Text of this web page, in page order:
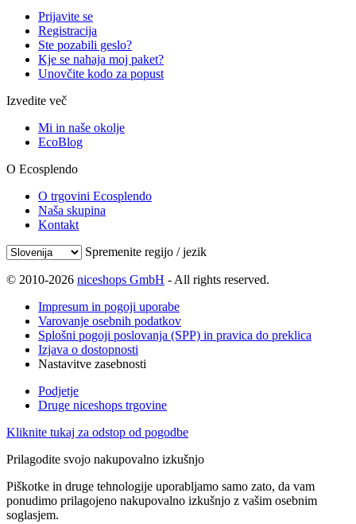
Prijavite se
Registracija
Ste pozabili geslo?
Kje se nahaja moj paket?
Unovčite kodo za popust
Izvedite več
Mi in naše okolje
EcoBlog
O Ecosplendo
O trgovini Ecosplendo
Naša skupina
Kontakt
Spremenite regijo / jezik
© 2010-2026 niceshops GmbH - All rights reserved.
Impresum in pogoji uporabe
Varovanje osebnih podatkov
Splošni pogoji poslovanja (SPP) in pravica do preklica
Izjava o dostopnosti
Nastavitve zasebnosti
Podjetje
Druge niceshops trgovine
Kliknite tukaj za odstop od pogodbe
Prilagodite svojo nakupovalno izkušnjo
Piškotke in druge tehnologije uporabljamo samo zato, da vam
ponudimo prilagojeno nakupovalno izkušnjo z vašim osebnim
soglasjem.